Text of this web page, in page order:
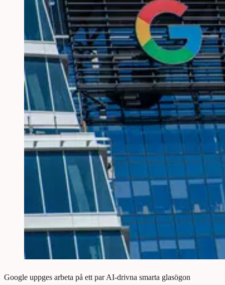
Google uppges arbeta på ett par AI-drivna smarta glasögon